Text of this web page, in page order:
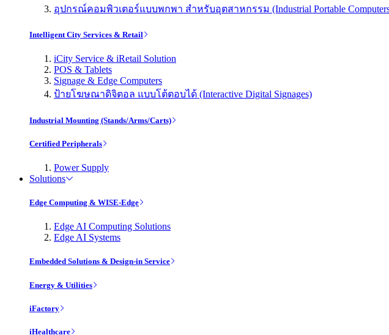
อุปกรณ์คอมพิวเตอร์แบบพกพา สำหรับอุตสาหกรรม (Industrial Portable
Intelligent City Services & Retail
iCity Service & iRetail Solution
POS & Tablets
Signage & Edge Computers
ป้ายโฆษณาดิจิตอล แบบโต้ตอบได้ (Interactive Digital Signages)
Industrial Mounting (Stands/Arms/Carts)
Certified Peripherals
Power Supply
Solutions
Edge Computing & WISE-Edge
Edge AI Computing Solutions
Edge AI Systems
Embedded Solutions & Design-in Service
Energy & Utilities
iFactory
iHealthcare